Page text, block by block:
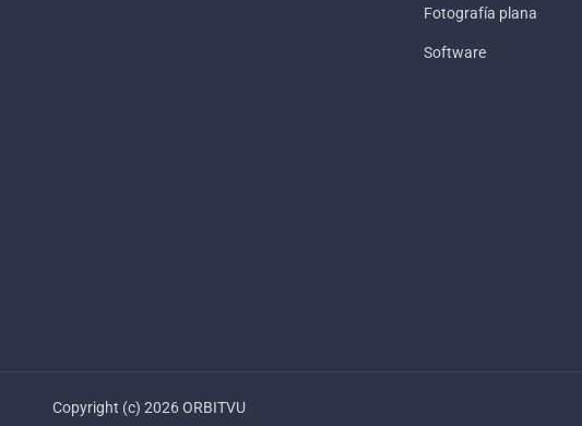
Fotografía plana
Software
Copyright (c) 2026 ORBITVU